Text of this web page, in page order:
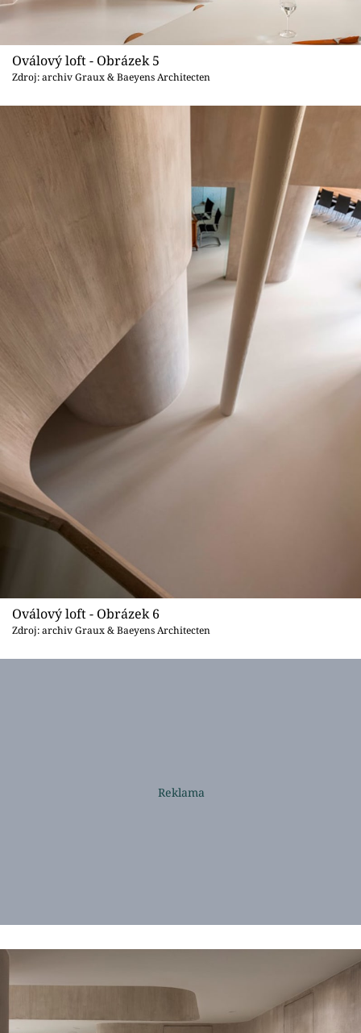
Oválový loft - Obrázek 5
Zdroj: archiv Graux & Baeyens Architecten
Oválový loft - Obrázek 6
Zdroj: archiv Graux & Baeyens Architecten